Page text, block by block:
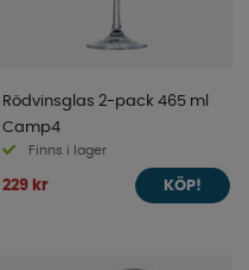
Rödvinsglas 2-pack 465 ml
Camp4
Finns i lager
229 kr KÖP!